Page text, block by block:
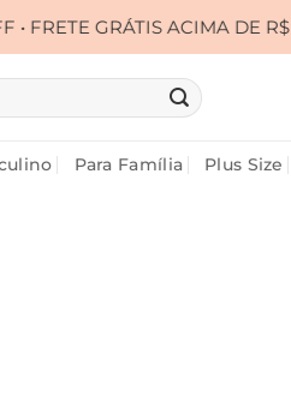
ACIMA DE R$ 399,00 •
Para Família Plus Size